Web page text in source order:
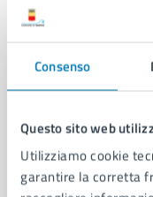
Consenso
Questo sito web
Utilizziamo cookie
garantire la corretta
Aree amministrative
Organi di governo
Municipalità
Uffici